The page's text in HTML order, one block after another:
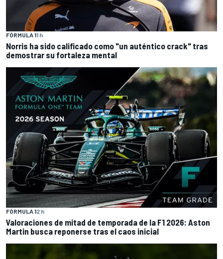
FÓRMULA 11 h
Norris ha sido calificado como "un auténtico crack" tras
demostrar su fortaleza mental
FÓRMULA 12 h
Valoraciones de mitad de temporada de la F1 2026: Aston
Martin busca reponerse tras el caos inicial